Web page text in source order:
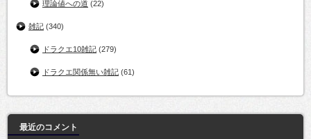
理論値への道 (22)
雑記 (340)
ドラクエ10雑記 (279)
ドラクエ関係無い雑記 (61)
最近のコメント